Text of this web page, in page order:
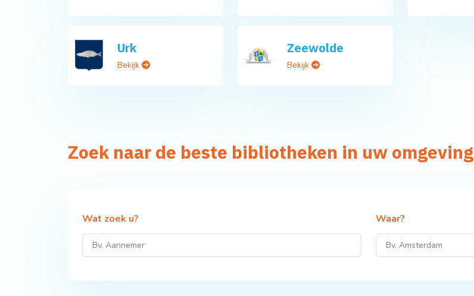
Urk
Bekijk
Zeewolde
Bekijk
Zoek naar de beste bibliotheken in uw omgeving
Wat zoek u? Waar?